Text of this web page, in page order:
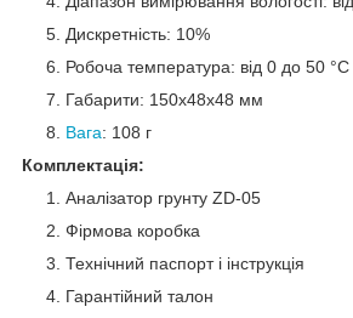
Дискретність: 10%
Робоча температура: від 0 до 50 °C
Габарити: 150х48х48 мм
Вага: 108 г
Комплектація:
Аналізатор грунту ZD-05
Фірмова коробка
Технічний паспорт і інструкція
Гарантійний талон